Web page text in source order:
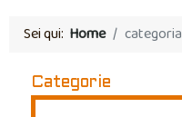
Sei qui: Home categoria
Categorie